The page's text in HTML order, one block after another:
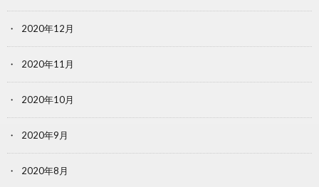
2020年12月
2020年11月
2020年10月
2020年9月
2020年8月